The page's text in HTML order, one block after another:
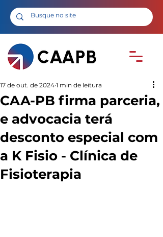
CAA-PB firma parceria,
e advocacia terá
desconto especial com
a K Fisio - Clínica de
Fisioterapia
17 de out. de 2024 1 min de leitura